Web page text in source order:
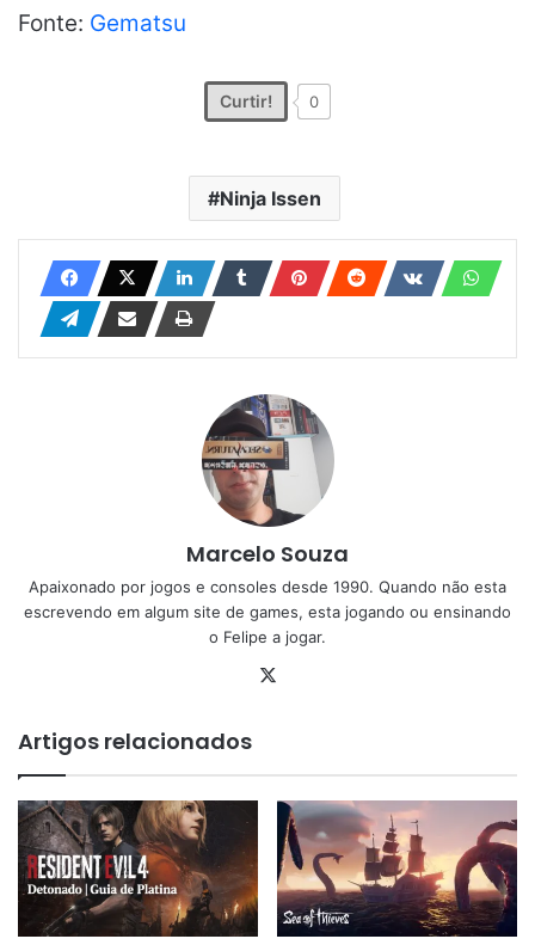
Fonte: Gematsu
Curtir! 0
Ninja Issen
Marcelo Souza
Apaixonado por jogos e consoles desde 1990. Quando não esta
escrevendo em algum site de games, esta jogando ou ensinando
o Felipe a jogar.
Artigos relacionados